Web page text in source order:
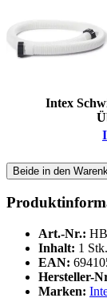
Intex
Beide in den
Art.-Nr.:
Inhalt: 1 Stk.
EAN:
Hersteller-
Marken: